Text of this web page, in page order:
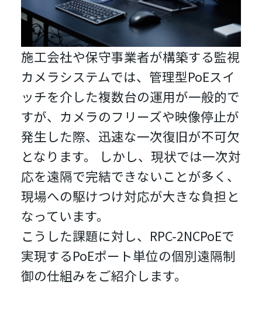
施工会社や保守事業者が構築する監視
カメラシステムでは、管理型PoEスイ
ッチを介した複数台の運用が一般的で
すが、カメラのフリーズや映像停止が
発生した際、迅速な一次復旧が不可欠
となります。 しかし、現状では一次対
応を遠隔で完結できないことが多く、
現場への駆けつけ対応が大きな負担と
なっています。
こうした課題に対し、RPC-2NCPoEで
実現するPoEポート単位の個別遠隔制
御の仕組みをご紹介します。